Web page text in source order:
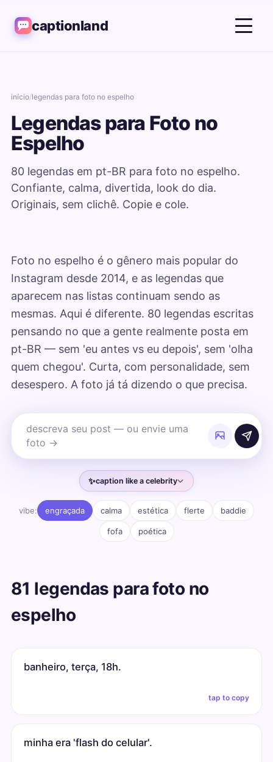
captionland
início/legendas para foto no espelho
Legendas para Foto no
Espelho
80 legendas em pt-BR para foto no espelho.
Confiante, calma, divertida, look do dia.
Originais, sem clichê. Copie e cole.
Foto no espelho é o gênero mais popular do
Instagram desde 2014, e as legendas que
aparecem nas listas continuam sendo as
mesmas. Aqui é diferente. 80 legendas escritas
pensando no que a gente realmente posta em
pt-BR — sem 'eu antes vs eu depois', sem 'olha
quem chegou'. Curta, com personalidade, sem
desespero. A foto já tá dizendo o que precisa.
✨caption like a celebrity
vibe: engraçada calma estética flerte baddie
fofa poética
81 legendas para foto no
espelho
banheiro, terça, 18h.
tap to copy
minha era 'flash do celular'.